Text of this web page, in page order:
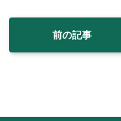
前の記事